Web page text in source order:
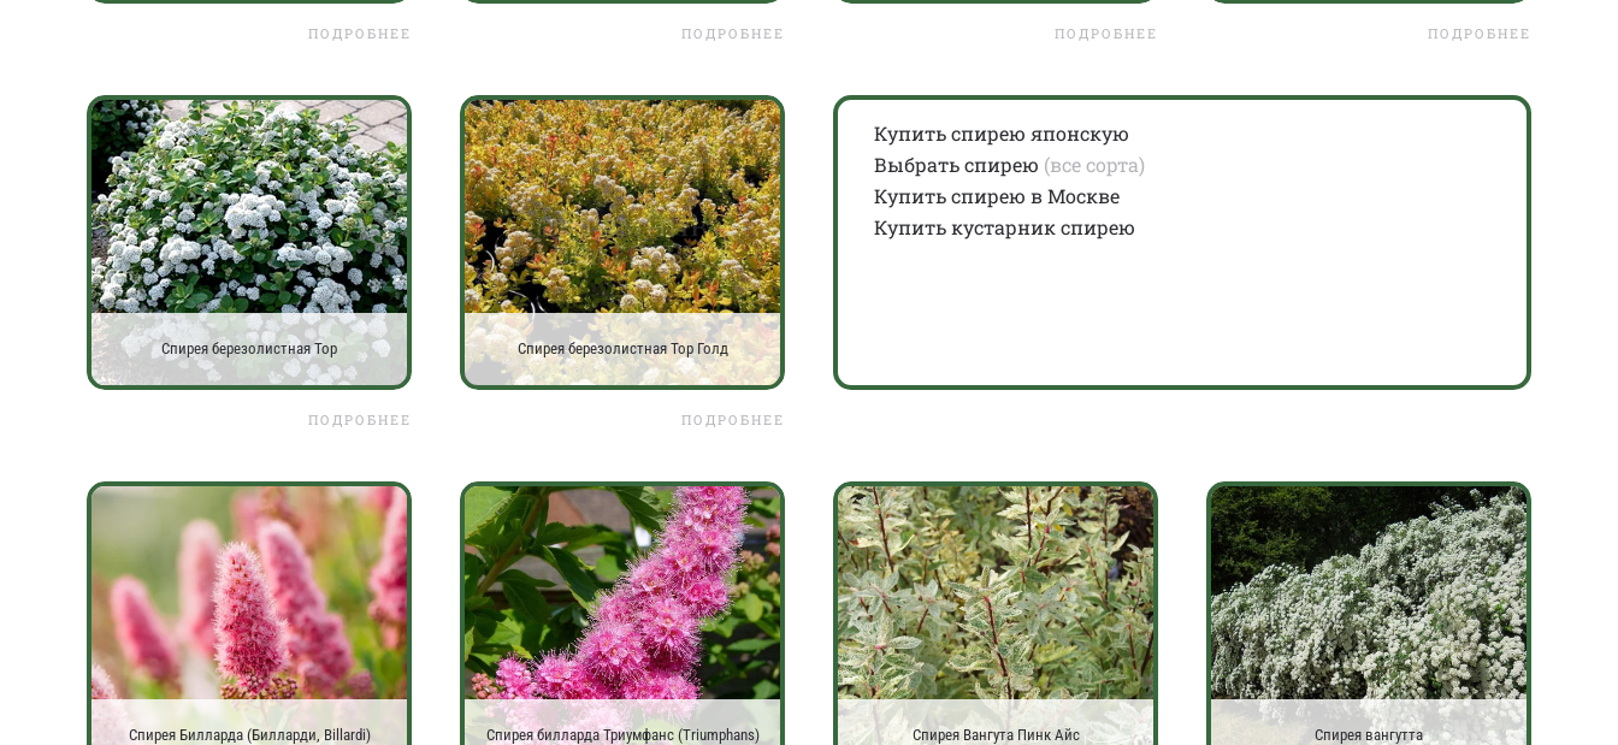
ПОДРОБНЕЕ ПОДРОБНЕЕ ПОДРОБНЕЕ ПОДРОБНЕЕ
Спирея березолистная Тор
ПОДРОБНЕЕ
Спирея березолистная Тор Голд
ПОДРОБНЕЕ
Купить спирею японскую
Выбрать спирею (все сорта)
Купить спирею в Москве
Купить кустарник спирею
Спирея Билларда (Билларди, Billardi) Спирея билларда Триумфанс (Triumphans) Спирея Вангута Пинк Айс Спирея вангутта